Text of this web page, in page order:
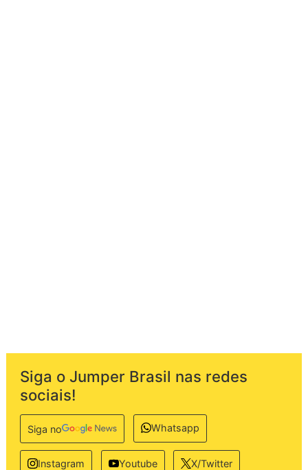
Siga o Jumper Brasil nas redes
sociais!
Siga no Whatsapp
Instagram Youtube X/Twitter